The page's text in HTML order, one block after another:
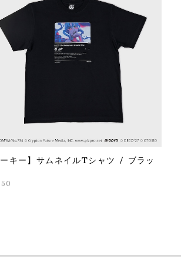
ーキー】サムネイルTシャツ / ブラッ